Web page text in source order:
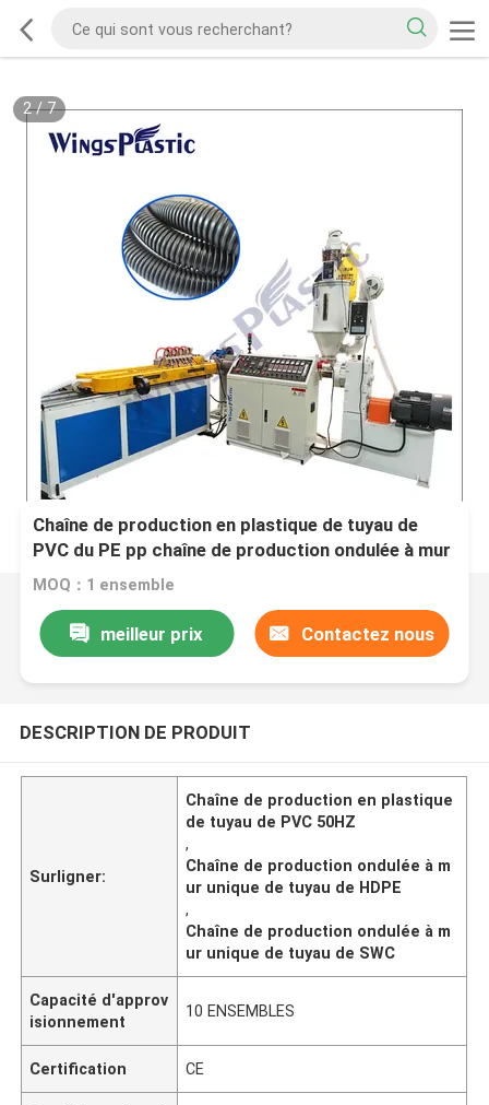
2/7
Chaîne de production en plastique de tuyau de
PVC du PE pp chaîne de production ondulée à mur
unique en plastique de tuyau de SWC
MOQ：1 ensemble
meilleur prix Contactez nous
DESCRIPTION DE PRODUIT
Surligner:
Chaîne de production en plastique
de tuyau de PVC 50HZ
,
Chaîne de production ondulée à m
ur unique de tuyau de HDPE
,
Chaîne de production ondulée à m
ur unique de tuyau de SWC
Capacité d'approv
isionnement
10 ENSEMBLES
Certification CE